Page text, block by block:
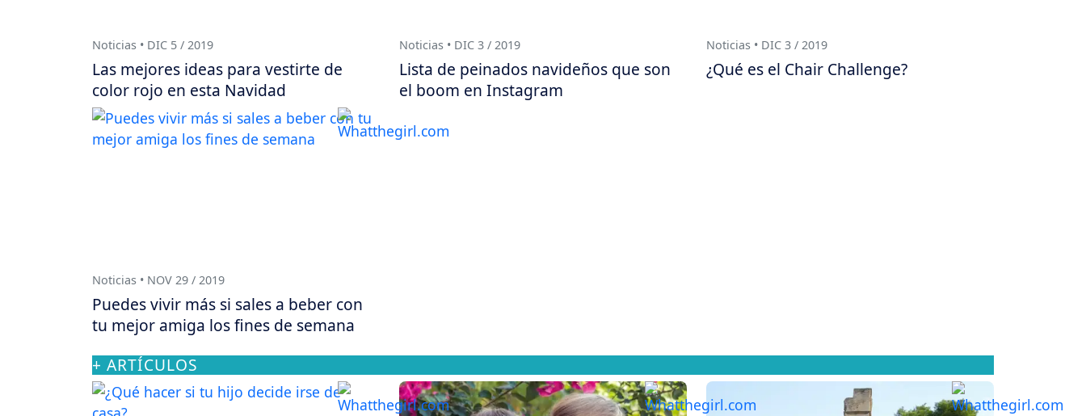
Noticias • DIC 5 / 2019
Las mejores ideas para vestirte de
color rojo en esta Navidad
Noticias • DIC 3 / 2019
Lista de peinados navideños que son
el boom en Instagram
Noticias • DIC 3 / 2019
¿Qué es el Chair Challenge?
Noticias • NOV 29 / 2019
Puedes vivir más si sales a beber con
tu mejor amiga los fines de semana
+ ARTÍCULOS